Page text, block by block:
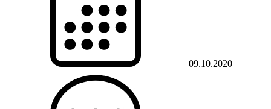
09.10.2020